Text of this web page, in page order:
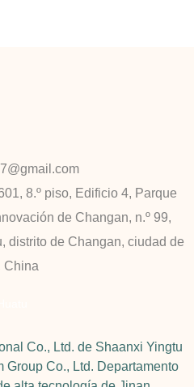
8.º piso, Edificio 4, Parque
de Changan, n.º 99,
distrito de Changan, ciudad de
China
Co., Ltd. de Shaanxi Yingtu
Group Co., Ltd. Departamento